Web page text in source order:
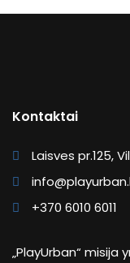
Kontaktai
Laisves pr.125,
+370 6010 6011
„PlayUrban“ misija